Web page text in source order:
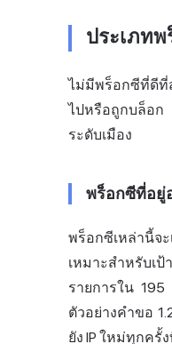
ประเภท
ไม่มีพร็อกซีที่ดีที่
ไปหรือถูกบล็อก
ระดับเมือง
พร็อกซีที่อยู่
พร็อกซีเหล่านี้จ
เหมาะสำหรับ
รายการใน
ตัวอย่างคำขอ
ยัง IP ใหม่ทุกค